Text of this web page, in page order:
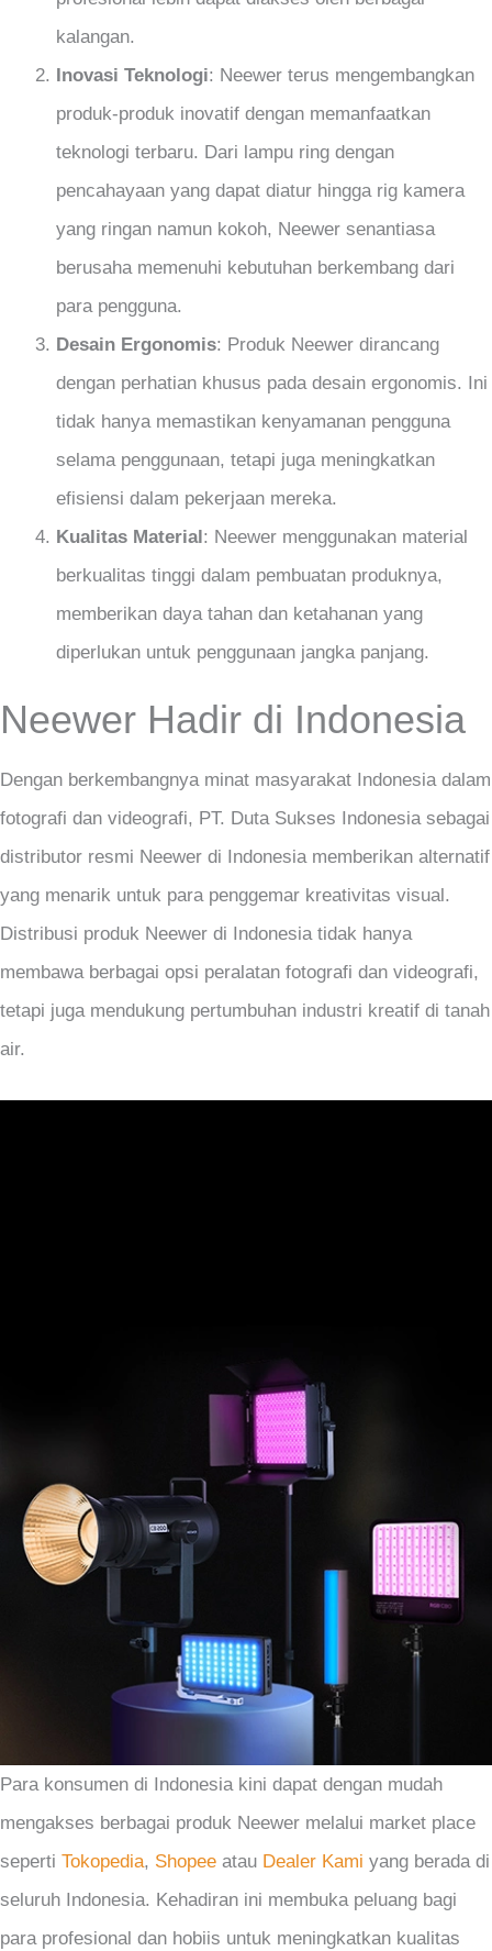
kalangan.
Inovasi Teknologi: Neewer terus mengembangkan
produk-produk inovatif dengan memanfaatkan
teknologi terbaru. Dari lampu ring dengan
pencahayaan yang dapat diatur hingga rig kamera
yang ringan namun kokoh, Neewer senantiasa
berusaha memenuhi kebutuhan berkembang dari
para pengguna.
Desain Ergonomis: Produk Neewer dirancang
dengan perhatian khusus pada desain ergonomis. Ini
tidak hanya memastikan kenyamanan pengguna
selama penggunaan, tetapi juga meningkatkan
efisiensi dalam pekerjaan mereka.
Kualitas Material: Neewer menggunakan material
berkualitas tinggi dalam pembuatan produknya,
memberikan daya tahan dan ketahanan yang
diperlukan untuk penggunaan jangka panjang.
Neewer Hadir di Indonesia
Dengan berkembangnya minat masyarakat Indonesia dalam
fotografi dan videografi, PT. Duta Sukses Indonesia sebagai
distributor resmi Neewer di Indonesia memberikan alternatif
yang menarik untuk para penggemar kreativitas visual.
Distribusi produk Neewer di Indonesia tidak hanya
membawa berbagai opsi peralatan fotografi dan videografi,
tetapi juga mendukung pertumbuhan industri kreatif di tanah
air.
Para konsumen di Indonesia kini dapat dengan mudah
mengakses berbagai produk Neewer melalui market place
seperti Tokopedia, Shopee atau Dealer Kami yang berada di
seluruh Indonesia. Kehadiran ini membuka peluang bagi
para profesional dan hobiis untuk meningkatkan kualitas